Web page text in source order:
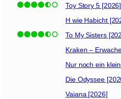
Toy Story 5 [2026]
H wie Habicht
To My Sisters
Kraken –
Nur noch ein
Die Odyssee
Vaiana [2026]